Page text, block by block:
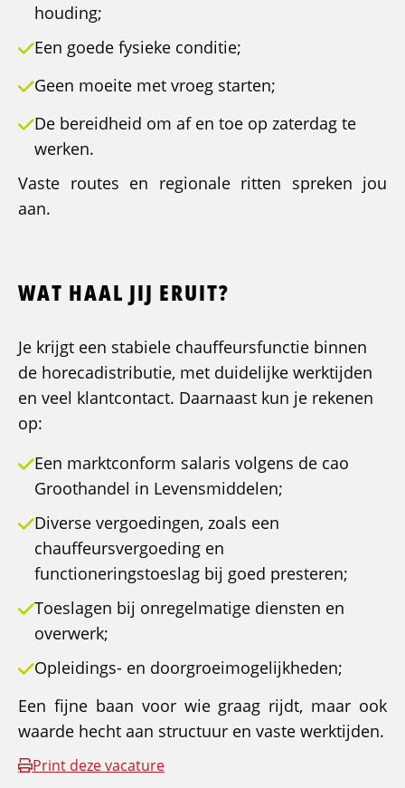
houding;
Een goede fysieke conditie;
Geen moeite met vroeg starten;
De bereidheid om af en toe op zaterdag te
werken.
Vaste routes en regionale ritten spreken jou
aan.
WAT HAAL JIJ ERUIT?
Je krijgt een stabiele chauffeursfunctie binnen
de horecadistributie, met duidelijke werktijden
en veel klantcontact. Daarnaast kun je rekenen
op:
Een marktconform salaris volgens de cao
Groothandel in Levensmiddelen;
Diverse vergoedingen, zoals een
chauffeursvergoeding en
functioneringstoeslag bij goed presteren;
Toeslagen bij onregelmatige diensten en
overwerk;
Opleidings- en doorgroeimogelijkheden;
Een fijne baan voor wie graag rijdt, maar ook
waarde hecht aan structuur en vaste werktijden.
Print deze vacature